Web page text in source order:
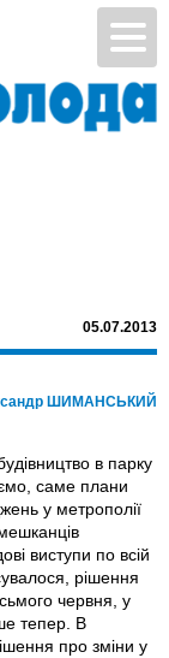
05.07.2013
ШИМАНСЬКИЙ
в парку
саме плани
у метрополії
виступи по всій
рішення
червня, у
тепер. В
про зміни у